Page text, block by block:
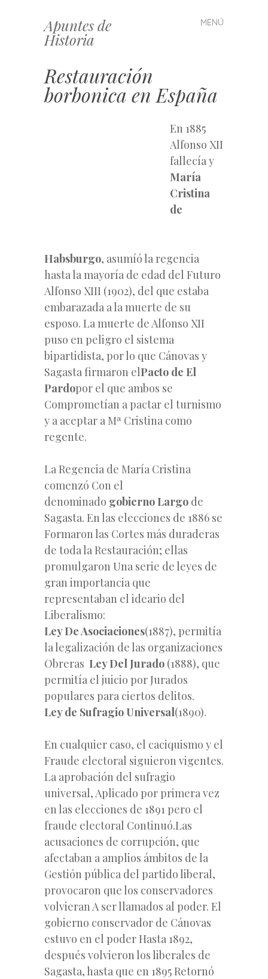
Apuntes de
Historia
MENÚ
Saltar
al
Restauración
borbonica en España
En 1885
Alfonso XII
fallecía y
María
Cristina
de
Habsburgo, asumíó la regencia
hasta la mayoría de edad del Futuro
Alfonso XIII (1902), del que estaba
embarazada a la muerte de su
esposo. La muerte de Alfonso XII
puso en peligro el sistema
bipartidista, por lo que Cánovas y
Sagasta firmaron elPacto de El
Pardopor el que ambos se
Comprometían a pactar el turnismo
y a aceptar a Mª Cristina como
regente.
La Regencia de María Cristina
comenzó Con el
denominado gobierno Largo de
Sagasta. En las elecciones de 1886 se
Formaron las Cortes más duraderas
de toda la Restauración; ellas
promulgaron Una serie de leyes de
gran importancia que
representaban el ideario del
Liberalismo:
Ley De Asociaciones(1887), permitía
la legalización de las organizaciones
Obreras Ley Del Jurado (1888), que
permitía el juicio por Jurados
populares para ciertos delitos.
Ley de Sufragio Universal(1890).
En cualquier caso, el caciquismo y el
Fraude electoral siguieron vigentes.
La aprobación del sufragio
universal, Aplicado por primera vez
en las elecciones de 1891 pero el
fraude electoral Continuó.Las
acusaciones de corrupción, que
afectaban a amplios ámbitos de la
Gestión pública del partido liberal,
provocaron que los conservadores
volvieran A ser llamados al poder. El
gobierno conservador de Cánovas
estuvo en el poder Hasta 1892,
después volvieron los liberales de
Sagasta, hasta que en 1895 Retornó